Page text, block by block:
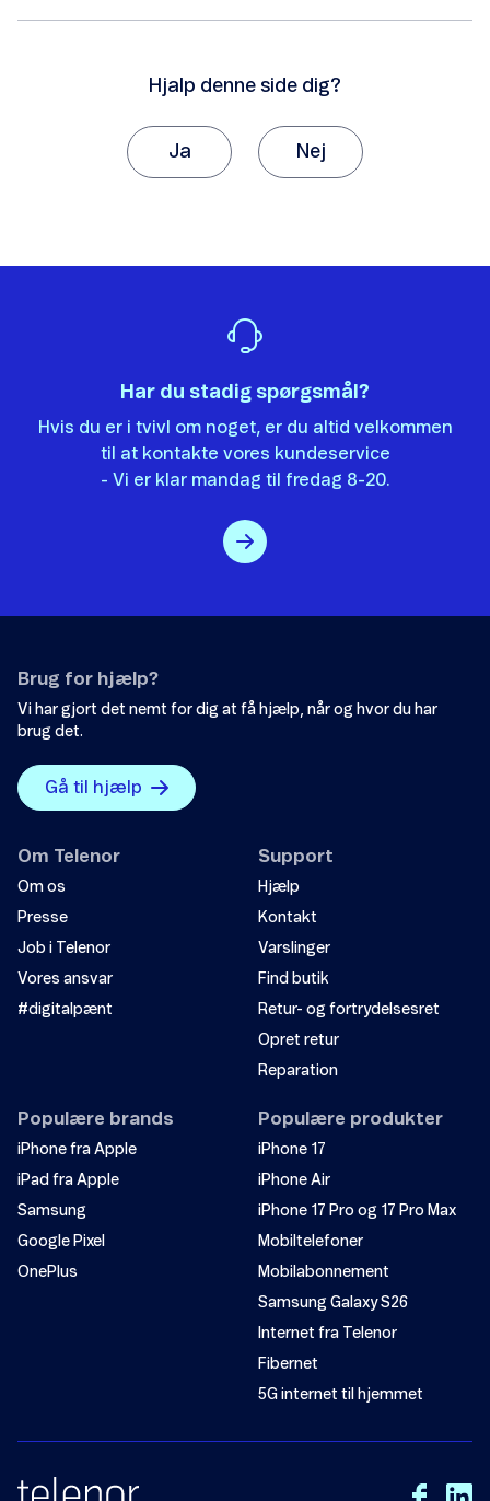
Spærring og børnesikring
Udlandspriser fra Danmark
Udlandspriser i udlandet
Gode ferietips
Mobilforsikring
SkærmForsikring
Ekstra data
Forbrugsmax (indholdstjenester)
Inaktivt SIM eller ingen tjeneste
Problemer med lav hastighed eller intet netværk?
Hjalp denne side dig?
Ja Nej
Der er ikke nok eksempler.
Informationen er svær at forstå.
Oplysningerne løser ikke mit problem.
Andet
Har du stadig spørgsmål?
Hvis du er i tvivl om noget, er du altid velkommen
til at kontakte vores kundeservice
- Vi er klar mandag til fredag 8-20.
Brug for hjælp?
Vi har gjort det nemt for dig at få hjælp, når og hvor du har
brug det.
Gå til hjælp
Om Telenor
Om os
Presse
Job i Telenor
Vores ansvar
#digitalpænt
Support
Hjælp
Kontakt
Varslinger
Find butik
Retur- og fortrydelsesret
Opret retur
Reparation
Populære brands
iPhone fra Apple
iPad fra Apple
Samsung
Google Pixel
OnePlus
Populære produkter
iPhone 17
iPhone Air
iPhone 17 Pro og 17 Pro Max
Mobiltelefoner
Mobilabonnement
Samsung Galaxy S26
Internet fra Telenor
Fibernet
5G internet til hjemmet